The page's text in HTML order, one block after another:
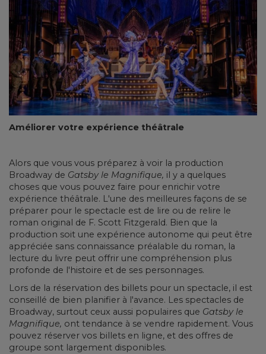
Améliorer votre expérience théâtrale
Alors que vous vous préparez à voir la production
Broadway de Gatsby le Magnifique, il y a quelques
choses que vous pouvez faire pour enrichir votre
expérience théâtrale. L'une des meilleures façons de se
préparer pour le spectacle est de lire ou de relire le
roman original de F. Scott Fitzgerald. Bien que la
production soit une expérience autonome qui peut être
appréciée sans connaissance préalable du roman, la
lecture du livre peut offrir une compréhension plus
profonde de l'histoire et de ses personnages.
Lors de la réservation des billets pour un spectacle, il est
conseillé de bien planifier à l'avance. Les spectacles de
Broadway, surtout ceux aussi populaires que Gatsby le
Magnifique, ont tendance à se vendre rapidement. Vous
pouvez réserver vos billets en ligne, et des offres de
groupe sont largement disponibles.